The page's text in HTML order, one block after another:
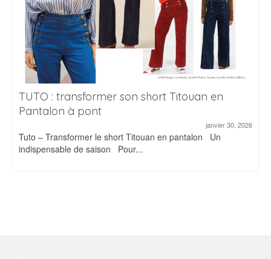
TUTO : transformer son short Titouan en
Pantalon à pont
janvier 30, 2026
Tuto – Transformer le short Titouan en pantalon Un
indispensable de saison Pour...